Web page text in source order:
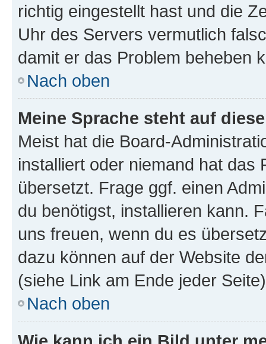
richtig eingestellt hast und die
Uhr des Servers vermutlich
damit er das Problem beheben
Nach oben
Meine Sprache steht auf
Meist hat die Board-
installiert oder niemand hat das
übersetzt. Frage ggf. einen
du benötigst, installieren kann.
uns freuen, wenn du es
dazu können auf der Website
(siehe Link am Ende jeder
Nach oben